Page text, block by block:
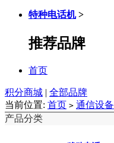
特种电话机 >
推荐品牌
首页
积分商城 | 全部品牌
当前位置: 首页 > 通信设备
产品分类